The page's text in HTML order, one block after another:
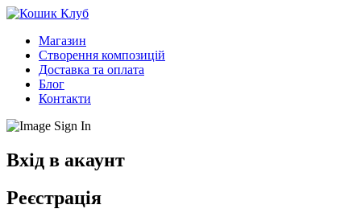
Магазин
Створення композицій
Доставка та оплата
Блог
Контакти
Вхід в акаунт
Реєстрація